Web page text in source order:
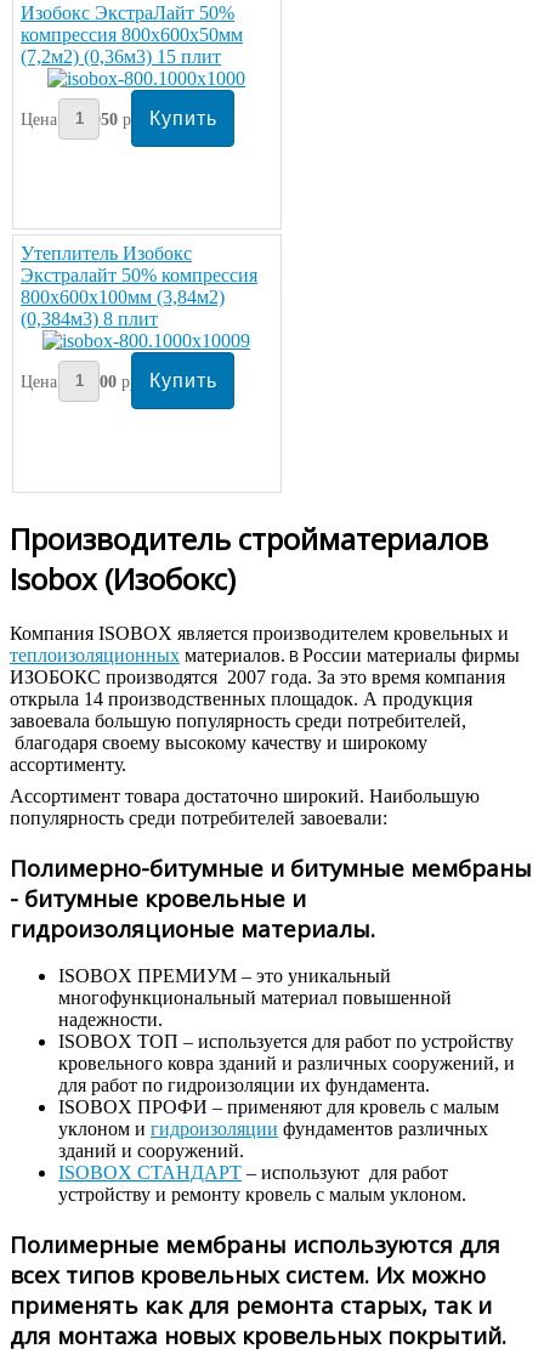
Изобокс ЭкстраЛайт 50%
компрессия 800х600х50мм
(7,2м2) (0,36м3) 15 плит
Цена: 1050руб/упаковка
Утеплитель Изобокс
Экстралайт 50% компрессия
800х600х100мм (3,84м2)
(0,384м3) 8 плит
Цена: 1100руб/упаковка
Производитель стройматериалов
Isobox (Изобокс)
Компания ISOBOX является производителем кровельных и
теплоизоляционных материалов. В России материалы фирмы
ИЗОБОКС производятся 2007 года. За это время компания
открыла 14 производственных площадок. А продукция
завоевала большую популярность среди потребителей,
благодаря своему высокому качеству и широкому
ассортименту.
Ассортимент товара достаточно широкий. Наибольшую
популярность среди потребителей завоевали:
Полимерно-битумные и битумные мембраны
- битумные кровельные и
гидроизоляционые материалы.
ISOBOX ПРЕМИУМ – это уникальный
многофункциональный материал повышенной
надежности.
ISOBOX ТОП – используется для работ по устройству
кровельного ковра зданий и различных сооружений, и
для работ по гидроизоляции их фундамента.
ISOBOX ПРОФИ – применяют для кровель с малым
уклоном и гидроизоляции фундаментов различных
зданий и сооружений.
ISOBOX СТАНДАРТ – используют для работ
устройству и ремонту кровель с малым уклоном.
Полимерные мембраны используются для
всех типов кровельных систем. Их можно
применять как для ремонта старых, так и
для монтажа новых кровельных покрытий.